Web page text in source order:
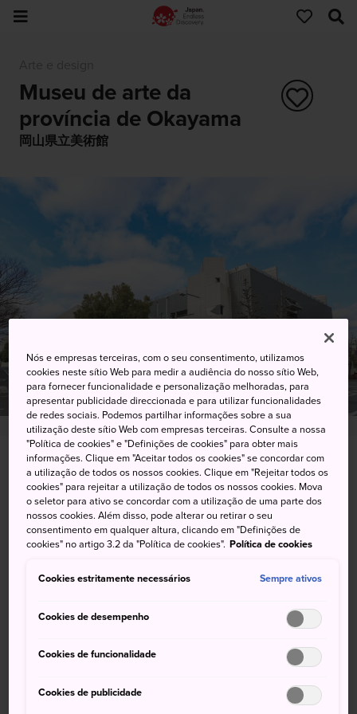
Museu de arte da
província de Okayama
岡山県立美術館
8-48 Tenjin-cho, Kita-ku, Okayama-shi, Okayama-
ken
Visualizar no Google Maps
Obter informações sobre o trânsito
PALAVRAS-CHAVE
Palavras-chave
Nós e empresas terceiras, com o seu consentimento, utilizamos
cookies neste sítio Web para medir a audiência do nosso sítio Web,
para fornecer funcionalidade e personalização melhoradas, para
apresentar publicidade direccionada e para utilizar funcionalidades
de redes sociais. Podemos partilhar informações sobre a sua
utilização deste sítio Web com empresas terceiras. Consulte a nossa
"Política de cookies" e "Definições de cookies" para obter mais
informações. Clique em "Aceitar todos os cookies" se concordar com
a utilização de todos os nossos cookies. Clique em "Rejeitar todos os
cookies" para rejeitar a utilização de todos os nossos cookies. Mova
o seletor para ativo se concordar com a utilização de uma parte dos
nossos cookies. Além disso, pode alterar ou retirar o seu
consentimento em qualquer altura, clicando em "Definições de
cookies" no artigo 3.2 da "Política de cookies". Política de cookies
Cookies estritamente necessários Sempre ativos
Cookies de desempenho
Cookies de funcionalidade
Cookies de publicidade